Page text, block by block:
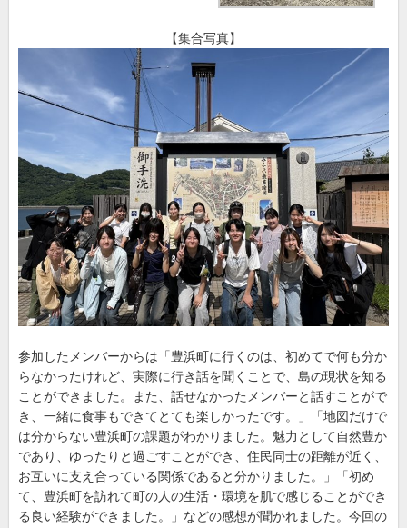
【集合写真】
参加したメンバーからは「豊浜町に行くのは、初めてで何も分か
らなかったけれど、実際に行き話を聞くことで、島の現状を知る
ことができました。また、話せなかったメンバーと話すことがで
き、一緒に食事もできてとても楽しかったです。」「地図だけで
は分からない豊浜町の課題がわかりました。魅力として自然豊か
であり、ゆったりと過ごすことができ、住民同士の距離が近く、
お互いに支え合っている関係であると分かりました。」「初め
て、豊浜町を訪れて町の人の生活・環境を肌で感じることができ
る良い経験ができました。」などの感想が聞かれました。今回の